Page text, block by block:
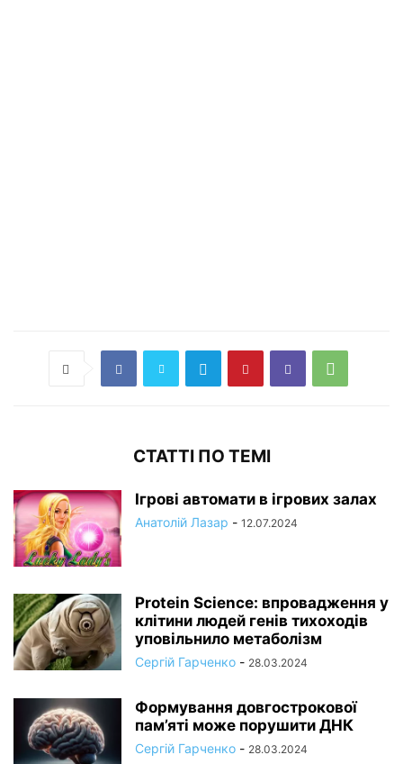
СТАТТІ ПО ТЕМІ
Ігрові автомати в ігрових залах
Анатолій Лазар - 12.07.2024
Protein Science: впровадження у
клітини людей генів тихоходів
уповільнило метаболізм
Сергій Гарченко - 28.03.2024
Формування довгострокової
пам’яті може порушити ДНК
Сергій Гарченко - 28.03.2024